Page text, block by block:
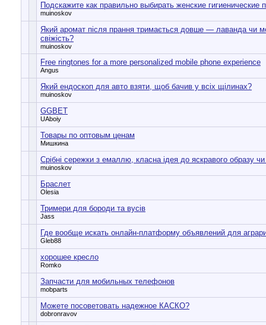
Подскажите как правильно выбирать женские гигиенические
muinoskov
Який аромат після прання тримається довше — лаванда чи
свіжість?
muinoskov
Free ringtones for a more personalized mobile phone experience
Angus
Який ендоскоп для авто взяти, щоб бачив у всіх щілинах?
muinoskov
GGBET
UAboiy
Товары по оптовым ценам
Мишкина
Срібні сережки з емаллю, класна ідея до яскравого образу чи
muinoskov
Браслет
Olesia
Тримери для бороди та вусів
Jass
Где вообще искать онлайн-платформу объявлений для
Gleb88
хорошее кресло
Romko
Запчасти для мобильных телефонов
mobparts
Можете посоветовать надежное КАСКО?
dobronravov